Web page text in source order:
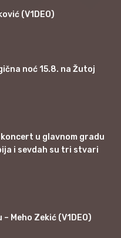
(V1DEO)
noć 15.8. na Žutoj
u glavnom gradu
i sevdah su tri stvari
Meho Zekić (V1DEO)